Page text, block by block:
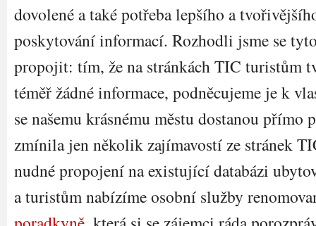
dovolené a také potřeba lepšího a
poskytování informací. Rozhodli jsme se
propojit: tím, že na stránkách TIC turistům
téměř žádné informace, podněcujeme je k
se našemu krásnému městu dostanou přímo
zmínila jen několik zajímavostí ze stránek
nudné propojení na existující databázi
a turistům nabízíme osobní služby